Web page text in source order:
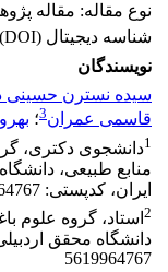
نوع مقاله: مقاله
شناسه دیجیتال (DOI):
نویسندگان
سیده نسترن حسینی
قاسمی عمران3؛
1دانشجوی دکتری،
منابع طبیعی،
ایران، کدپستی: 5619964767
2 استاد، گروه علوم
دانشگاه محقق
5619964767